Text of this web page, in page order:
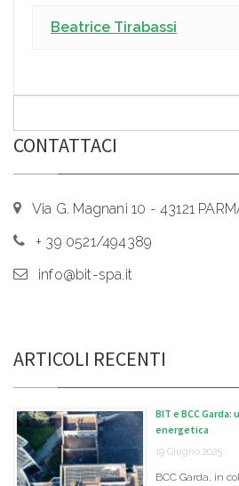
Beatrice Tirabassi
CONTATTACI
Via G. Magnani 10 - 43121
+ 39 0521/494389
info@bit-spa.it
ARTICOLI RECENTI
BIT e BCC
energetica
19 Giugno 2025
BCC Garda, in